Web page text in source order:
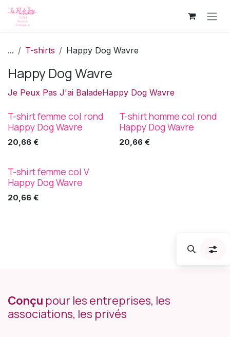
Se rendre au contenu
... T-shirts Happy Dog Wavre
Happy Dog Wavre
Je Peux Pas J'ai BaladeHappy Dog Wavre
T-shirt femme col rond
Happy Dog Wavre
20,66 €
T-shirt homme col rond
Happy Dog Wavre
20,66€
T-shirt femme col V
Happy Dog Wavre
20,66 €
Conçu pour les entreprises, les
associations, les privés